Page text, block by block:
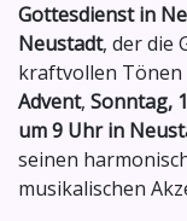
Gottesdienst in
Neustadt, der die
kraftvollen Tönen
Advent, Sonntag,
um 9 Uhr in
seinen
musikalischen